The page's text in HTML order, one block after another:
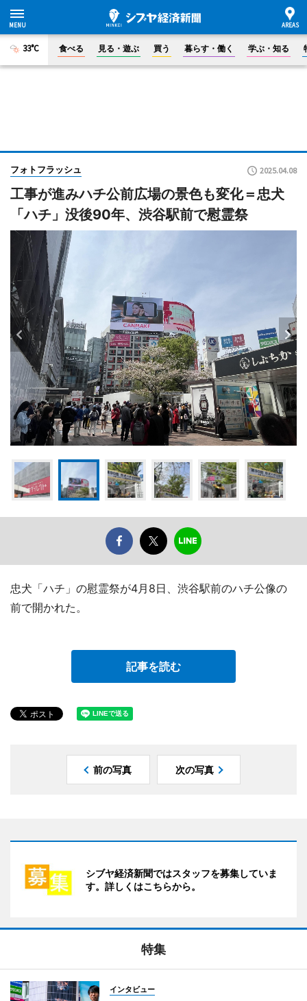
33°C 食べる 見る・遊ぶ 買う 暮らす・働く 学ぶ・知る
フォトフラッシュ 2025.04.08
工事が進みハチ公前広場の景色も変化＝忠犬
「ハチ」没後90年、渋谷駅前で慰霊祭
忠犬「ハチ」の慰霊祭が4月8日、渋谷駅前のハチ公像の
前で開かれた。
記事を読む
前の写真 次の写真
シブヤ経済新聞ではスタッフを募集していま
す。詳しくはこちらから。
特集
インタビュー